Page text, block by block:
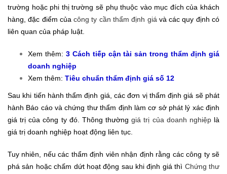
trường hoặc phi thị trường sẽ phụ thuộc vào mục đích của khách
hàng, đặc điểm củacông ty cần thẩm định giávà các quy định có
liên quan của pháp luật.
Xem thêm: 3 Cách tiếp cận tài sản trong thẩm định giá
doanh nghiệp
Xem thêm: Tiêu chuẩn thẩm định giá số 12
Sau khi tiến hành thẩm định giá, các đơn vị thẩm định giá sẽ phát
hành Báo cáo và chứng thư thẩm định làm cơ sở phát lý xác định
giá trị của công ty đó. Thông thườnggiá trị của doanh nghiệplà
giá trị doanh nghiệp hoạt động liên tục.
Tuy nhiên, nếu các thẩm định viên nhận định rằng các công ty sẽ
phá sản hoặc chấm dứt hoạt động sau khi định giá thì Chứng thư